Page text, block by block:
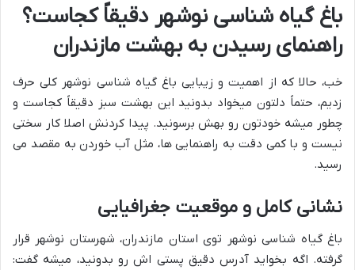
باغ گیاه شناسی نوشهر دقیقاً کجاست؟
راهنمای رسیدن به بهشت مازندران
خب، حالا که از اهمیت و زیبایی باغ گیاه شناسی نوشهر کلی حرف
زدیم، حتماً دلتون میخواد بدونید این بهشت سبز دقیقاً کجاست و
چطور میشه خودتون رو بهش برسونید. پیدا کردنش اصلا کار سختی
نیست و با کمی دقت به راهنمایی ها، مثل آب خوردن به مقصد می
رسید.
نشانی کامل و موقعیت جغرافیایی
باغ گیاه شناسی نوشهر توی استان مازندران، شهرستان نوشهر قرار
گرفته. اگه بخواید آدرس دقیق پستی اش رو بدونید، میشه گفت: